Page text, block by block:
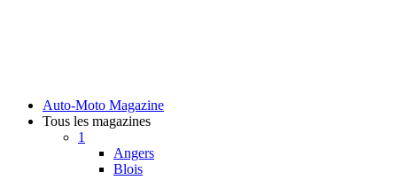
Auto-Moto Magazine
Tous les magazines
1
Angers
Blois